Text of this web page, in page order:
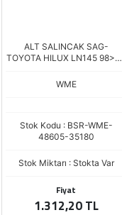
ALT SALINCAK SAG-
TOYOTA HILUX LN145 98>04
WME
Stok Kodu : BSR-WME-
48605-35180
Stok Miktarı : Stokta Var
Fiyat
1.312,20 TL